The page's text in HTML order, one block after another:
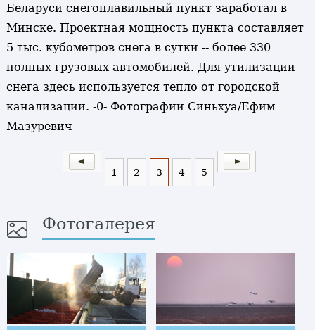
Беларуси снегоплавильный пункт заработал в
Минске. Проектная мощность пункта составляет
5 тыс. кубометров снега в сутки -- более 330
полных грузовых автомобилей. Для утилизации
снега здесь используется тепло от городской
канализации. -0- Фотографии Синьхуа/Ефим
Мазуревич
1 2 3 4 5
Фотогалерея